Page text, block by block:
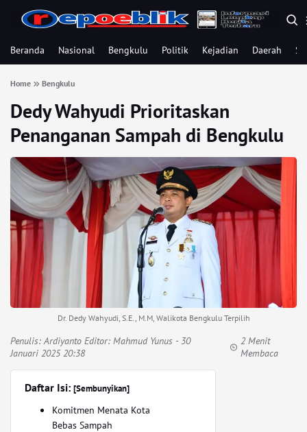
Beranda Nasional Bengkulu Politik Kejadian Daerah
Home Bengkulu
Dedy Wahyudi Prioritaskan
Penanganan Sampah di Bengkulu
Dr. Dedy Wahyudi, S.E., M.M, Walikota Bengkulu Terpilih
Penulis:Ardiyanto Editor: Mahmud Yunus - 30
Januari 2025 20:38
2 Menit
Membaca
Daftar Isi: [Sembunyikan]
Komitmen Menata Kota
Bebas Sampah